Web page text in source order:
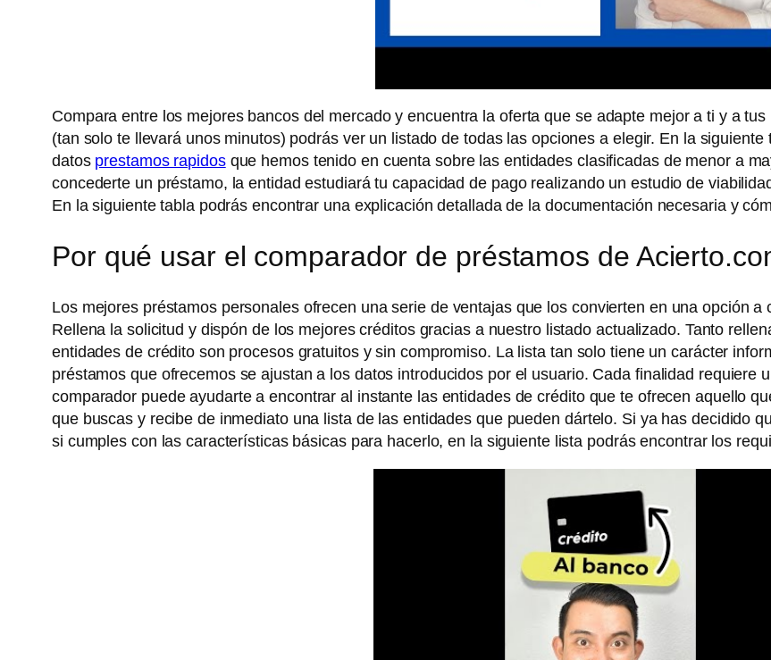
Compara entre los mejores bancos del mercado y encuentra la oferta que se adapte mejor a ti y a
(tan solo te llevará unos minutos) podrás ver un listado de todas las opciones a elegir. En la
datos prestamos rapidosque hemos tenido en cuenta sobre las entidades clasificadas de menor a
concederte un préstamo, la entidad estudiará tu capacidad de pago realizando un estudio de
En la siguiente tabla podrás encontrar una explicación detallada de la documentación necesaria y
Por qué usar el comparador de préstamos de
Los mejores préstamos personales ofrecen una serie de ventajas que los convierten en una opción
Rellena la solicitud y dispón de los mejores créditos gracias a nuestro listado actualizado. Tanto
entidades de crédito son procesos gratuitos y sin compromiso. La lista tan solo tiene un carácter
préstamos que ofrecemos se ajustan a los datos introducidos por el usuario. Cada finalidad requiere
comparador puede ayudarte a encontrar al instante las entidades de crédito que te ofrecen aquello
que buscas y recibe de inmediato una lista de las entidades que pueden dártelo. Si ya has decidido
si cumples con las características básicas para hacerlo, en la siguiente lista podrás encontrar los